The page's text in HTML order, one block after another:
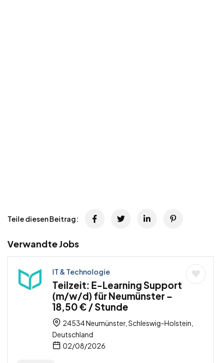
Teile diesen Beitrag:
Verwandte Jobs
IT & Technologie
Teilzeit: E-Learning Support
(m/w/d) für Neumünster –
18,50 € / Stunde
24534 Neumünster, Schleswig-Holstein,
Deutschland
02/08/2026